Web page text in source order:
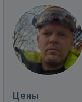
Цены